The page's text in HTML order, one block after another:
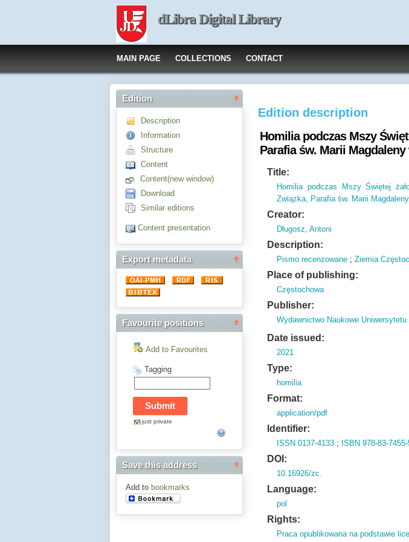
dLibra Digital Library
MAIN PAGE COLLECTIONS CONTACT
Edition
Description
Information
Structure
Content
Content(new window)
Download
Similar editions
Content presentation
Export metadata
Favourite positions
Add to Favourites
Tagging
just private
Save this address
Add to bookmarks
Edition description
Homilia podczas Mszy
Parafia św. Marii Magdaleny
Title:
Homilia podczas Mszy Świętej
Związka, Parafia św. Marii
Creator:
Długosz, Antoni
Description:
Pismo recenzowane ;Ziemia
Place of publishing:
Częstochowa
Publisher:
Wydawnictwo Naukowe
Date issued:
2021
Type:
homilia
Format:
application/pdf
Identifier:
ISSN 0137-4133 ; ISBN 978-83-
DOI:
10.16926/zc.
Language:
pol
Rights:
Praca opublikowana na podstawie